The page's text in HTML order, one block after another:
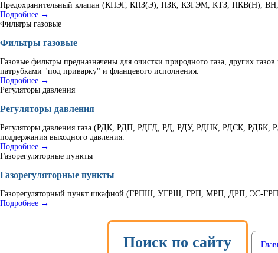
Предохранительный клапан (КПЭГ, КПЗ(Э), ПЗК, КЗГЭМ, КТЗ, ПКВ(Н), ВН,
Подробнее →
Фильтры газовые
Фильтры газовые
Газовые фильтры предназначены для очистки природного газа, других
патрубками "под приварку" и фланцевого исполнения.
Подробнее →
Регуляторы давления
Регуляторы давления
Регуляторы давления газа (РДК, РДП, РДГД, РД, РДУ, РДНК, РДСК, РДБК,
поддержания выходного давления.
Подробнее →
Газорегуляторные пункты
Газорегуляторные пункты
Газорегуляторный пункт шкафной (ГРПШ, УГРШ, ГРП, МРП, ДРП, ЭС-ГРПШ) -
Подробнее →
Поиск по сайту